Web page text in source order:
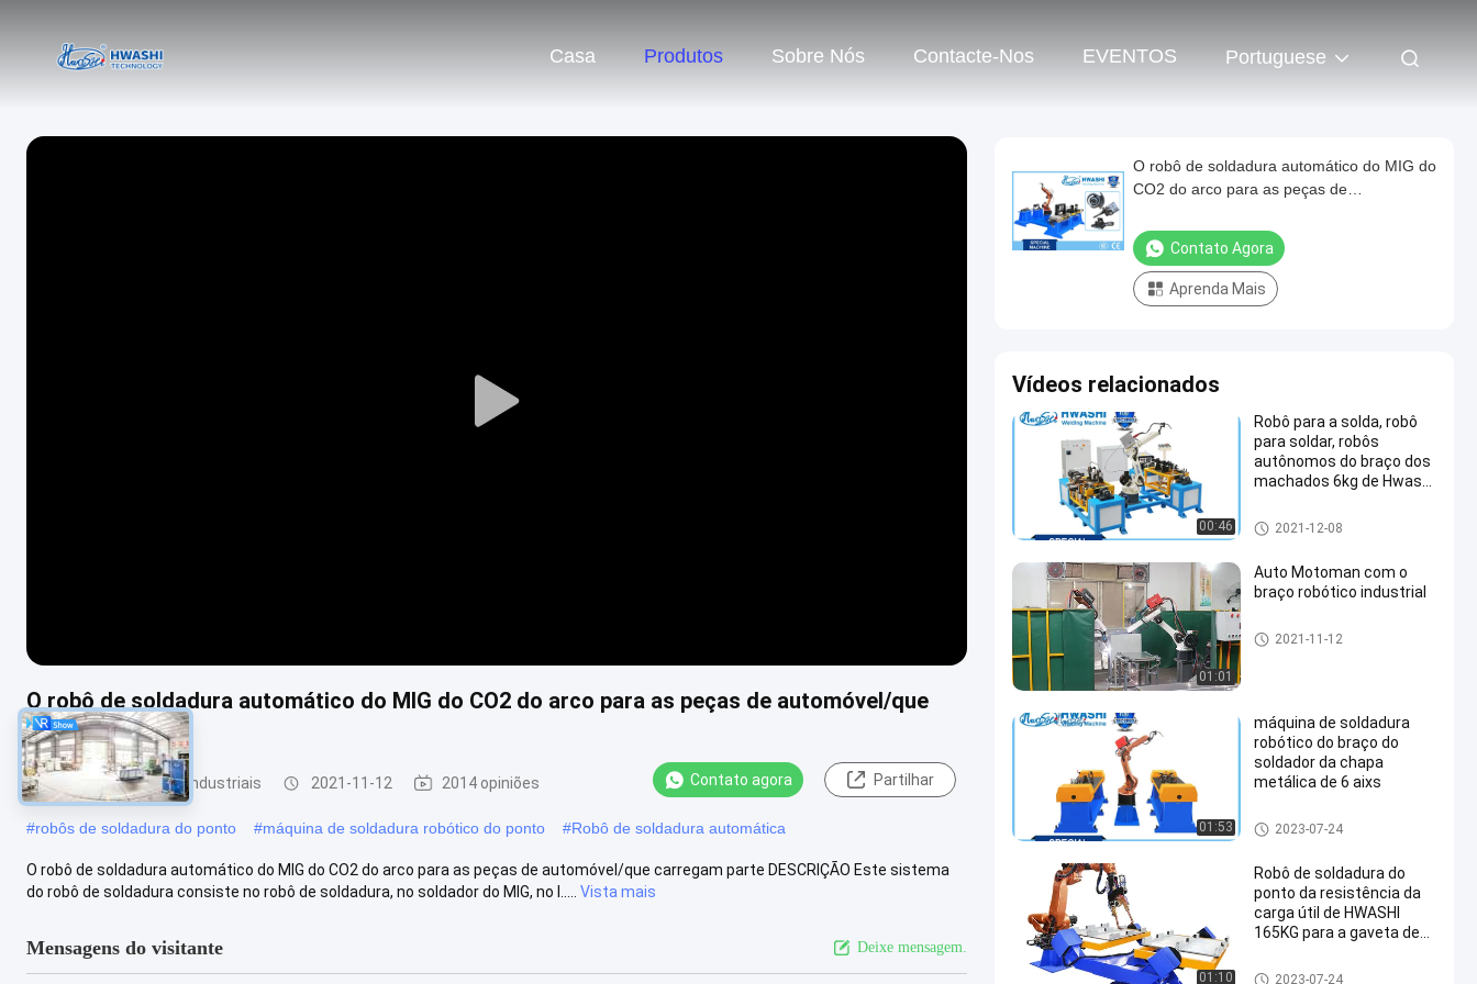
Casa Produtos Sobre Nós Contacte-Nos EVENTOS Portuguese
Play
O robô de soldadura automático do MIG do CO2 do arco para as peças de automóvel/que
carregam parte
robôs de soldadura industriais 2021-11-12 2014 opiniões Contato agora Partilhar
#robôs de soldadura do ponto #máquina de soldadura robótico do ponto #Robô de soldadura automática
O robô de soldadura automático do MIG do CO2 do arco para as peças de automóvel/que carregam parte DESCRIÇÃO Este sistema
do robô de soldadura consiste no robô de soldadura, no soldador do MIG, no l.....
Vista mais
Mensagens do visitante Deixe mensagem.
O robô de soldadura automático do MIG do
CO2 do arco para as peças de
Contato Agora
Aprenda Mais
Vídeos relacionados
00:46
Robô para a solda, robô
para soldar, robôs
autônomos do braço dos
machados 6kg de Hwashi
robôs de soldadura industriai
s
2021-12-08
01:01
Auto Motoman com o
braço robótico industrial
robôs de soldadura industriai
s
2021-11-12
01:53
máquina de soldadura
robótico do braço do
soldador da chapa
metálica de 6 aixs
robôs de soldadura industriai
s
2023-07-24
01:10
Robô de soldadura do
ponto da resistência da
carga útil de HWASHI
165KG para a gaveta de
de aço suave
robôs de soldadura industriai
2023-07-24